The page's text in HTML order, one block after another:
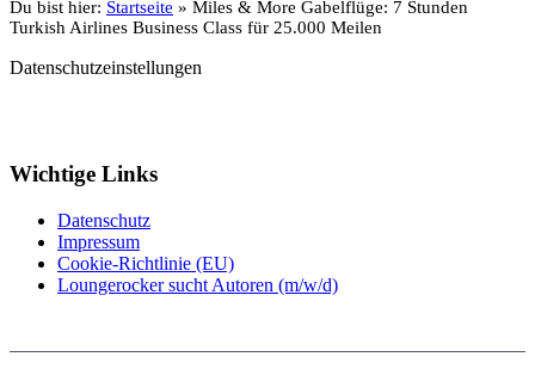
Du bist hier: Startseite » Miles & More Gabelflüge: 7 Stunden
Turkish Airlines Business Class für 25.000 Meilen
Datenschutzeinstellungen
Wichtige Links
Datenschutz
Impressum
Cookie-Richtlinie (EU)
Loungerocker sucht Autoren (m/w/d)